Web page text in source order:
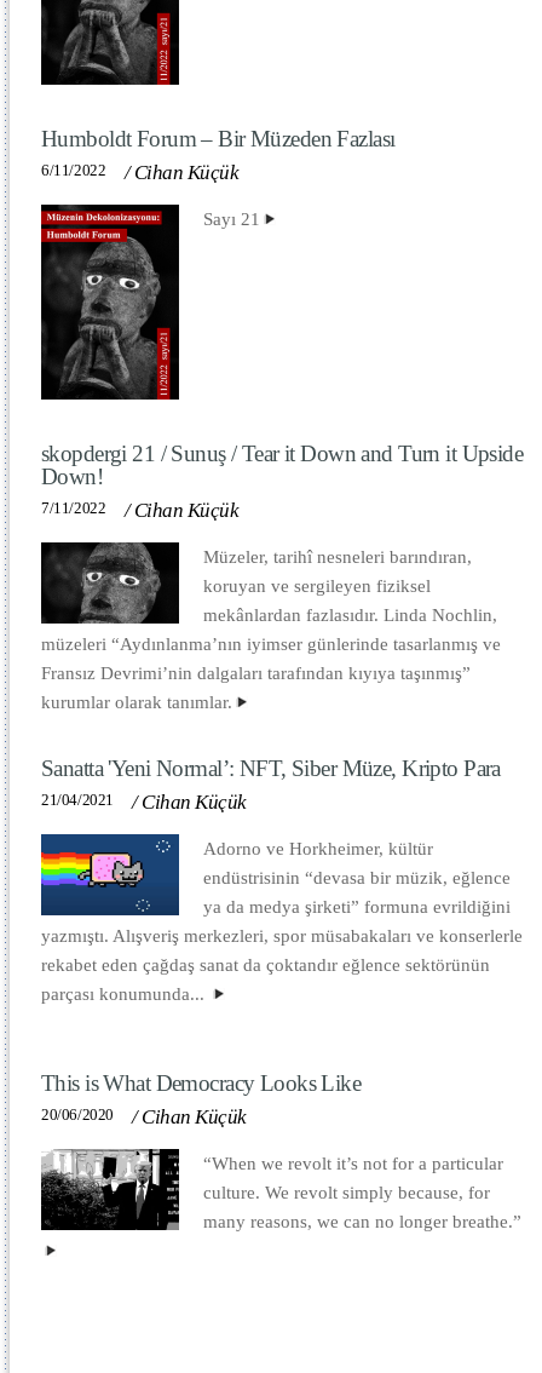
Humboldt Forum – Bir Müzeden Fazlası
6/11/2022 /Cihan Küçük
Sayı 21
skopdergi 21 / Sunuş / Tear it Down and Turn it Upside
Down!
7/11/2022 /Cihan Küçük
Müzeler, tarihî nesneleri barındıran,
koruyan ve sergileyen fiziksel
mekânlardan fazlasıdır. Linda Nochlin,
müzeleri “Aydınlanma’nın iyimser günlerinde tasarlanmış ve
Fransız Devrimi’nin dalgaları tarafından kıyıya taşınmış”
kurumlar olarak tanımlar.
Sanatta 'Yeni Normal’: NFT, Siber Müze, Kripto Para
21/04/2021 /Cihan Küçük
Adorno ve Horkheimer, kültür
endüstrisinin “devasa bir müzik, eğlence
ya da medya şirketi” formuna evrildiğini
yazmıştı. Alışveriş merkezleri, spor müsabakaları ve konserlerle
rekabet eden çağdaş sanat da çoktandır eğlence sektörünün
parçası konumunda...
This is What Democracy Looks Like
20/06/2020 /Cihan Küçük
“When we revolt it’s not for a particular
culture. We revolt simply because, for
many reasons, we can no longer breathe.”